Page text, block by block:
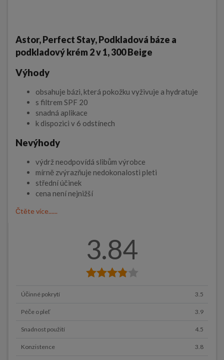
Astor, Perfect Stay, Podkladová báze a
podkladový krém 2 v 1, 300 Beige
Výhody
obsahuje bázi, která pokožku vyživuje a hydratuje
s filtrem SPF 20
snadná aplikace
k dispozici v 6 odstínech
Nevýhody
výdrž neodpovídá slibům výrobce
mírně zvýrazňuje nedokonalosti pleti
střední účinek
cena není nejnižší
Čtěte více......
3.84
Účinné pokrytí 3.5
Péče o pleť 3.9
Snadnost použití 4.5
Konzistence 3.8